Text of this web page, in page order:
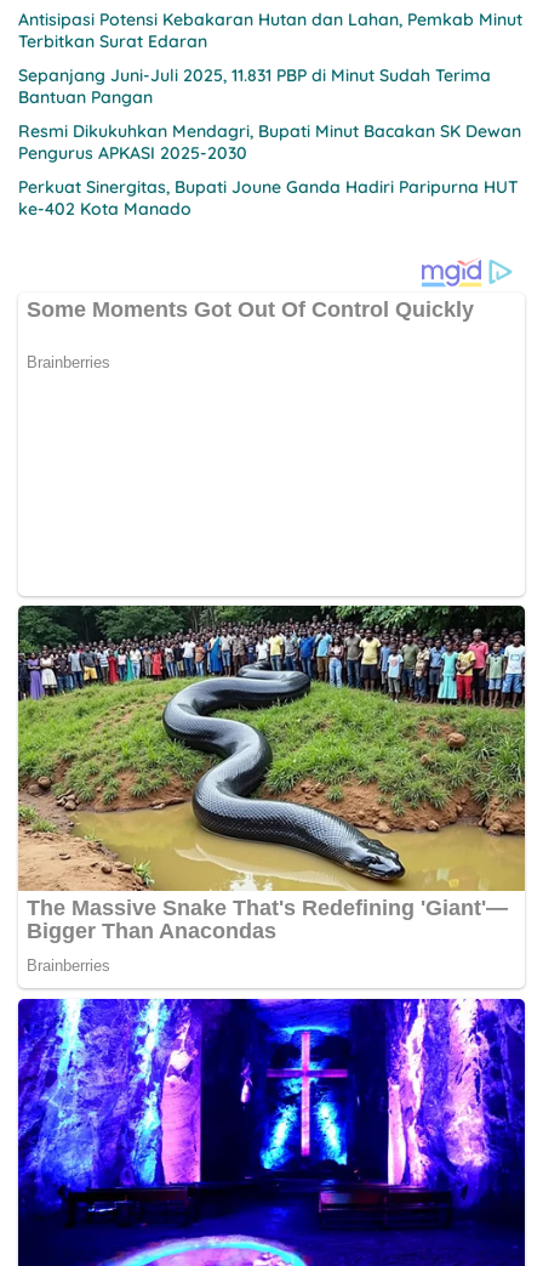
Antisipasi Potensi Kebakaran Hutan dan Lahan, Pemkab Minut
Terbitkan Surat Edaran
Sepanjang Juni-Juli 2025, 11.831 PBP di Minut Sudah Terima
Bantuan Pangan
Resmi Dikukuhkan Mendagri, Bupati Minut Bacakan SK Dewan
Pengurus APKASI 2025-2030
Perkuat Sinergitas, Bupati Joune Ganda Hadiri Paripurna HUT
ke-402 Kota Manado